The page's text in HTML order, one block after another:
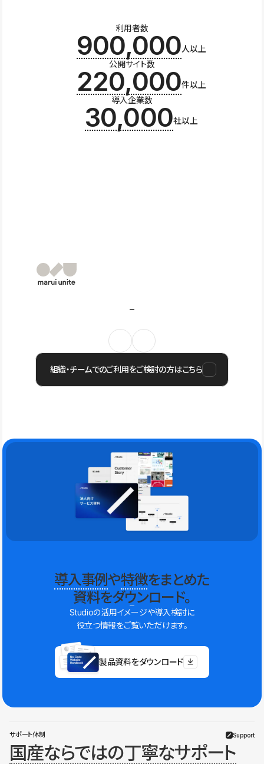
利用者数
900,000人以上
公開サイト数
220,000件以上
導入企業数
30,000社以上
組織・チームでのご利用をご検討の方はこちら
導入事例や特徴をまとめた
資料をダウンロード。
Studioの活用イメージや導入検討に
役立つ情報をご覧いただけます。
製品資料をダウンロード
サポート体制 Support
国産ならではの丁寧なサポート